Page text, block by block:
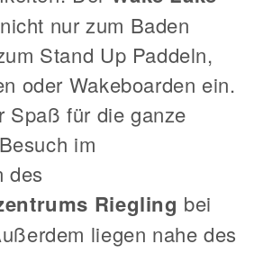
nur zum Baden
Stand Up Paddeln,
oder Wakeboarden ein.
Spaß für die ganze
im
des
Riegling bei
liegen nahe des